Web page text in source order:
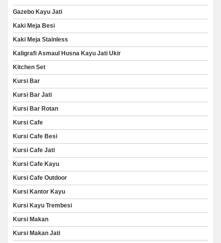
Gazebo Kayu Jati
Kaki Meja Besi
Kaki Meja Stainless
Kaligrafi Asmaul Husna Kayu Jati Ukir
Kitchen Set
Kursi Bar
Kursi Bar Jati
Kursi Bar Rotan
Kursi Cafe
Kursi Cafe Besi
Kursi Cafe Jati
Kursi Cafe Kayu
Kursi Cafe Outdoor
Kursi Kantor Kayu
Kursi Kayu Trembesi
Kursi Makan
Kursi Makan Jati